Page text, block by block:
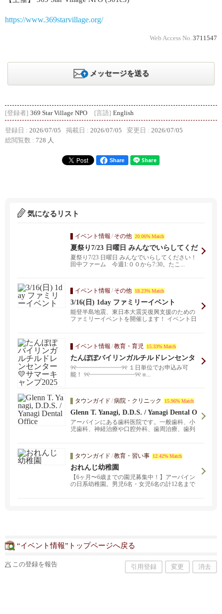
https://www.369starvillage.org/
Web Access No. 3711547
メッセージを送る
[登録者] 369 Star Village NPO [言語] English
登録日 : 2026/07/05 掲載日 : 2026/07/05 変更日 : 2026/07/05
総閲覧数 : 728 人
Share
気になるリスト
イベント情報 / その他 20.06% Match
夏祭り7/23 日曜日 みんなでいらしてくだ
さい！ 田中ファーム 今週1:００から7:3
0。たこ焼き、寿司、焼き鳥 ヨーヨー、
夏祭り7/23 日曜日 みんなでいらしてください！
田中ファーム 今週1:００から7:30。たこ...
イベント情報 / その他 18.23% Match
3/16(日) 1day ファミリーイベント
能登半島地震、東日本大震災復興支援のための
ファミリーイベントを開催します！ イベント日
イベント情報 /教育・育児 15.33% Match
たんぽぽバイリンガルチルドレンセンタ
ー💛サマーキャンプ2025
୨୧┈┈┈┈┈┈┈┈┈┈┈┈┈୨୧ １日単位でお申込み可
能！ ୨୧┈┈┈┈┈┈┈┈┈┈┈┈┈୨୧ ※...
タウンガイド /病院・クリニック 15.96% Match
Glenn T. Yanagi, D.D.S. / Yanagi Dental O
ffice
アーバインにある歯科医院です。一般歯科、小
児歯科、神経治療や口腔外科、歯周治療、歯列
ータルサポート。ドクター、アシスタント、受
付スタッフ全員日本語で対応致します。セラミ
ッククラウンが2時間で完成。
タウンガイド /教育・習い事 12.42% Match
おれんじ幼稚園
【6ヶ月〜6歳までの園児募集中！】アーバイン
の日系幼稚園。男児6名・女児6名の計12名まで
“イベント情報”トップページへ戻る
この登録を報告 引用登録 変更 消去